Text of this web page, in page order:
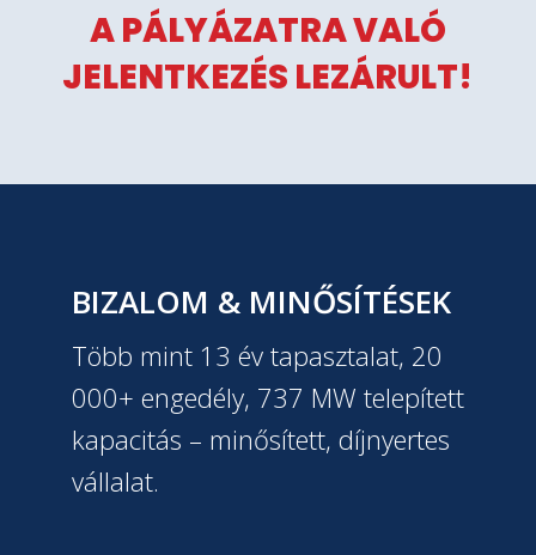
A PÁLYÁZATRA VALÓ
JELENTKEZÉS LEZÁRULT!
BIZALOM & MINŐSÍTÉSEK
Több mint 13 év tapasztalat, 20
000+ engedély, 737 MW telepített
kapacitás – minősített, díjnyertes
vállalat.